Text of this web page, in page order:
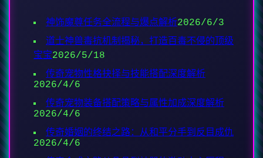
神饰魔尊任务全流程与爆点解析2026/6/3
道士神兽毒抗机制揭秘，打造百毒不侵的顶级
宝宝2026/5/18
传奇宠物性格抉择与技能搭配深度解析
2026/4/6
传奇宠物装备搭配策略与属性加成深度解析
2026/4/6
传奇婚姻的终结之路：从和平分手到反目成仇
2026/4/6